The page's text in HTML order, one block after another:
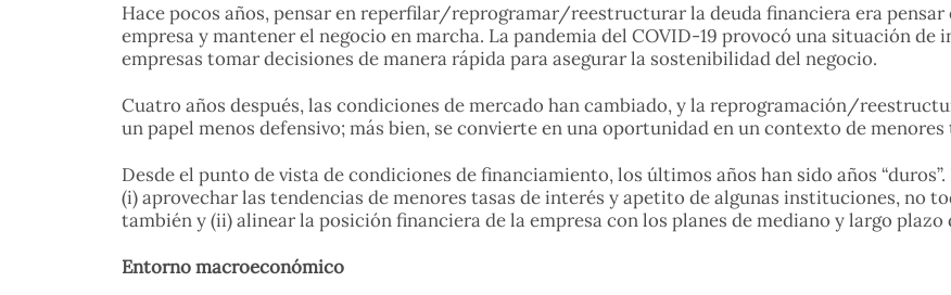
Hace pocos años, pensar en reperfilar/reprogramar/reestructurar la deuda financiera era pensar
empresa y mantener el negocio en marcha. La pandemia del COVID-19 provocó una situación
empresas tomar decisiones de manera rápida para asegurar la sostenibilidad del negocio.
Cuatro años después, las condiciones de mercado han cambiado, y la reprogramación/
un papel menos defensivo; más bien, se convierte en una oportunidad en un contexto de
Desde el punto de vista de condiciones de financiamiento, los últimos años han sido años
(i) aprovechar las tendencias de menores tasas de interés y apetito de algunas instituciones, no
también y (ii) alinear la posición financiera de la empresa con los planes de mediano y largo plazo
Entorno macroeconómico